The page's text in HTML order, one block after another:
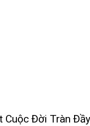
Cuộc Đời Tràn